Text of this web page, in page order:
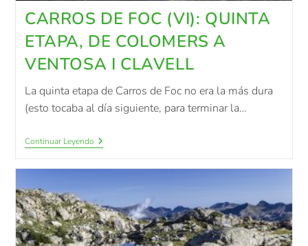
CARROS DE FOC (VI): QUINTA
ETAPA, DE COLOMERS A
VENTOSA I CLAVELL
La quinta etapa de Carros de Foc no era la más dura
(esto tocaba al día siguiente, para terminar la…
Continuar Leyendo